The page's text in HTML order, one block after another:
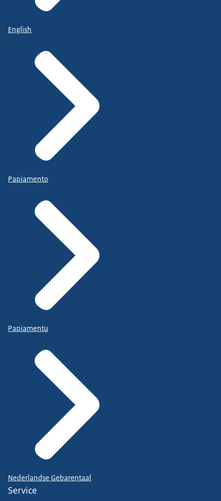
English
Papiamento
Papiamentu
Nederlandse Gebarentaal
Service